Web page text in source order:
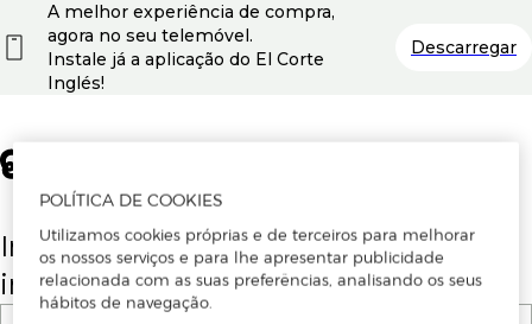
Insira o seu email para se registar ou
iniciar sessão.
A melhor experiência de compra,
agora no seu telemóvel.
Instale já a aplicação do El Corte
Inglés!
Descarregar
POLÍTICA DE COOKIES
Utilizamos cookies próprias e de terceiros para melhorar
os nossos serviços e para lhe apresentar publicidade
relacionada com as suas preferências, analisando os seus
hábitos de navegação.